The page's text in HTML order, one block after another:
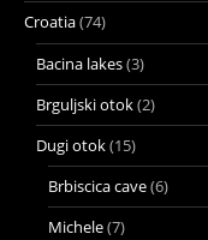
Croatia(74)
Bacina lakes(3)
Brguljski otok(2)
Dugi otok(15)
Brbiscica cave(6)
Michele(7)